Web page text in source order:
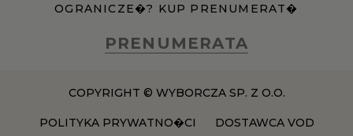
OGRANICZE�? KUP PRENUMERAT�
PRENUMERATA
COPYRIGHT © WYBORCZA SP. Z O.O.
POLITYKA PRYWATNO�CI DOSTAWCA VOD